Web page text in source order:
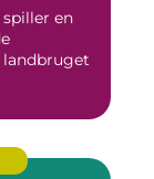
en
landbruget